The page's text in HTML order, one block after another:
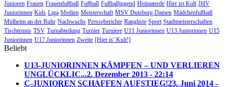
Junioren Frauen Frauenfußball Fußball Fußballjugend Heimaterde Hier ist Kult JHV
Juniorinnen Kids Liga Medien Meisterschaft MSV Duisburg Damen Mädchenfußball
Mülheim an der Ruhr Nachwuchs Presseberichte Rangliste Sport Stadtmeisterschaften
Tischtennis TSV Turnabteilung Turnier Turniere U11 Juniorinnen U13 Juniorinnen U15
Juniorinnen U17 Juniorinnen Zweite [Hier is’ Kult!]
Beliebt
U13-JUNIORINNEN KÄMPFEN – UND VERLIEREN
UNGLÜCKLIC...2. Dezember 2013 - 22:14
C-JUNIOREN SCHAFFEN AUFSTIEG!23. Juni 2014 -